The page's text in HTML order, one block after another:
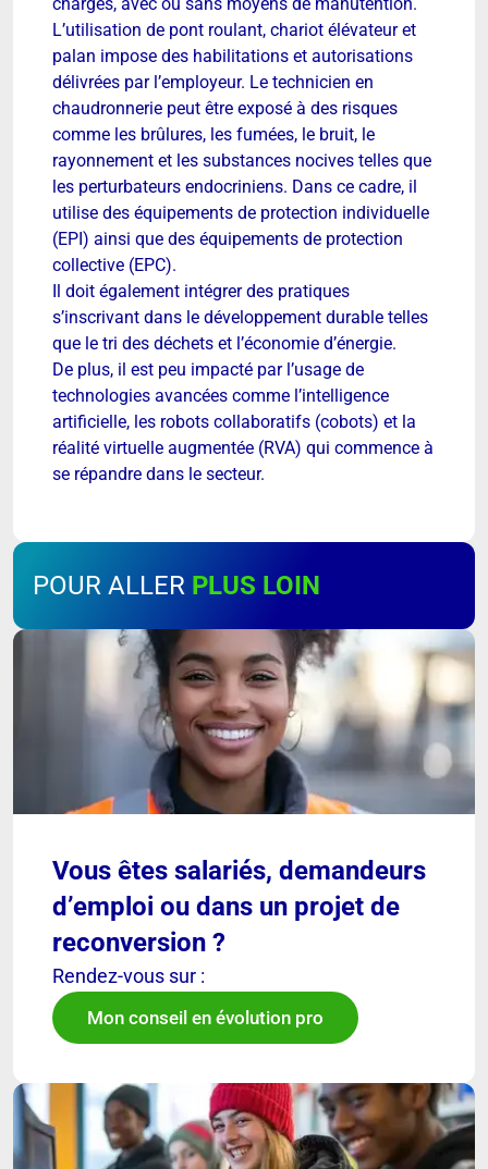
L’utilisation de pont roulant, chariot élévateur et
palan impose des habilitations et autorisations
délivrées par l’employeur. Le technicien en
chaudronnerie peut être exposé à des risques
comme les brûlures, les fumées, le bruit, le
rayonnement et les substances nocives telles que
les perturbateurs endocriniens. Dans ce cadre, il
utilise des équipements de protection individuelle
(EPI) ainsi que des équipements de protection
collective (EPC).
Il doit également intégrer des pratiques
s’inscrivant dans le développement durable telles
que le tri des déchets et l’économie d’énergie.
De plus, il est peu impacté par l’usage de
technologies avancées comme l’intelligence
artificielle, les robots collaboratifs (cobots) et la
réalité virtuelle augmentée (RVA) qui commence à
se répandre dans le secteur.
POUR ALLER PLUS LOIN
Vous êtes salariés, demandeurs
d’emploi ou dans un projet de
reconversion ?
Rendez-vous sur :
Mon conseil en évolution pro